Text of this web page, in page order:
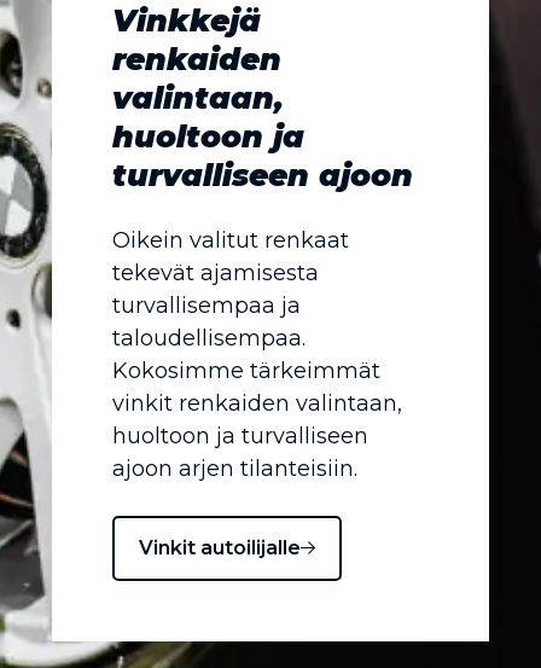
Vinkkejä
renkaiden
valintaan,
huoltoon ja
turvalliseen ajoon
Oikein valitut renkaat
tekevät ajamisesta
turvallisempaa ja
taloudellisempaa.
Kokosimme tärkeimmät
vinkit renkaiden valintaan,
huoltoon ja turvalliseen
ajoon arjen tilanteisiin.
Vinkit autoilijalle